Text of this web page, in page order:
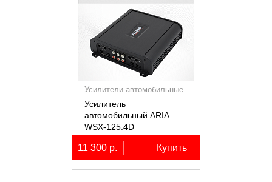
Усилители автомобильные
Усилитель
автомобильный ARIA
WSX-125.4D
четырёхканальный,
4х125Вт (4Ом)
11 300 р. Купить